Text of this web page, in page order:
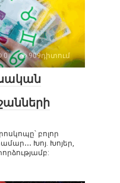
0 909դիտում
բոլոր
Խոյ. Խոյեր,